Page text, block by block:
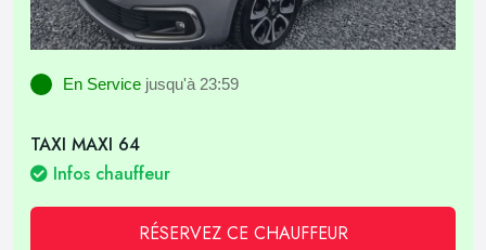
En Service jusqu'à 23:59
TAXI MAXI 64
Infos chauffeur
RÉSERVEZ CE CHAUFFEUR